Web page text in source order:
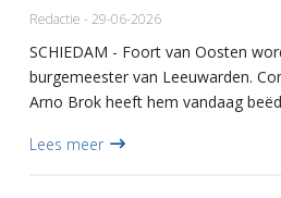
Redactie - 29-06-2026
SCHIEDAM - Foort van Oosten
burgemeester van Leeuwarden.
Arno Brok heeft hem vandaag
van burgemees...
Lees meer